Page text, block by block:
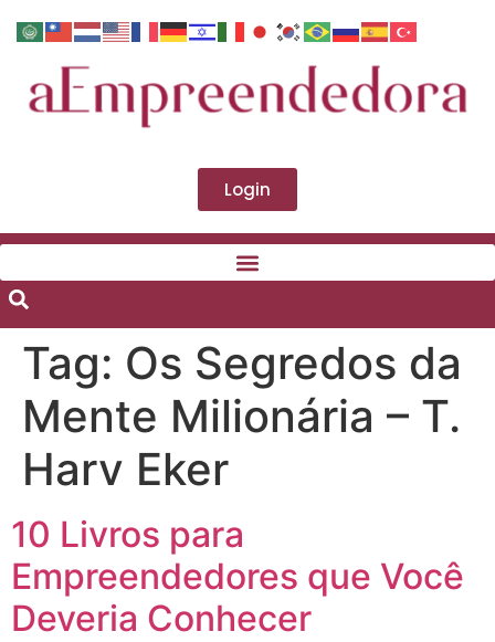
Login
Tag: Os Segredos da
Mente Milionária – T.
Harv Eker
10 Livros para
Empreendedores que Você
Deveria Conhecer